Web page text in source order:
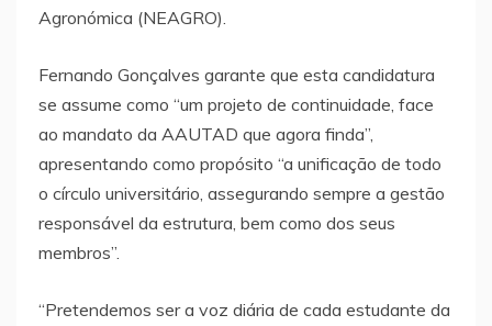
Agronómica (NEAGRO).
Fernando Gonçalves garante que esta candidatura
se assume como “um projeto de continuidade, face
ao mandato da AAUTAD que agora finda”,
apresentando como propósito “a unificação de todo
o círculo universitário, assegurando sempre a gestão
responsável da estrutura, bem como dos seus
membros”.
“Pretendemos ser a voz diária de cada estudante da